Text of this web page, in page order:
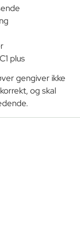
plus
gengiver ikke
og skal